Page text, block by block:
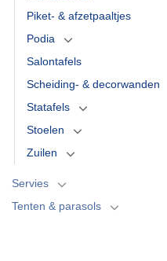
Piket- & afzetpaaltjes
Podia
Salontafels
Scheiding- & decorwanden
Statafels
Stoelen
Zuilen
Servies
Tenten & parasols